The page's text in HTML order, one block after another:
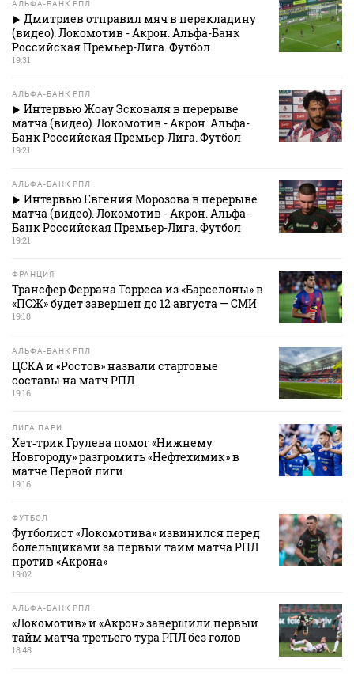
АЛЬФА-БАНК РПЛ
Дмитриев отправил мяч в перекладину
(видео). Локомотив - Акрон. Альфа-Банк
Российская Премьер-Лига. Футбол
19:31
АЛЬФА-БАНК РПЛ
Интервью Жоау Эсковаля в перерыве
матча (видео). Локомотив - Акрон. Альфа-
Банк Российская Премьер-Лига. Футбол
19:21
АЛЬФА-БАНК РПЛ
Интервью Евгения Морозова в перерыве
матча (видео). Локомотив - Акрон. Альфа-
Банк Российская Премьер-Лига. Футбол
19:21
ФРАНЦИЯ
Трансфер Феррана Торреса из «Барселоны» в
«ПСЖ» будет завершен до 12 августа — СМИ
19:18
АЛЬФА-БАНК РПЛ
ЦСКА и «Ростов» назвали стартовые
составы на матч РПЛ
19:16
ЛИГА ПАРИ
Хет‑трик Грулева помог «Нижнему
Новгороду» разгромить «Нефтехимик» в
матче Первой лиги
19:16
ФУТБОЛ
Футболист «Локомотива» извинился перед
болельщиками за первый тайм матча РПЛ
против «Акрона»
19:02
АЛЬФА-БАНК РПЛ
«Локомотив» и «Акрон» завершили первый
тайм матча третьего тура РПЛ без голов
18:48